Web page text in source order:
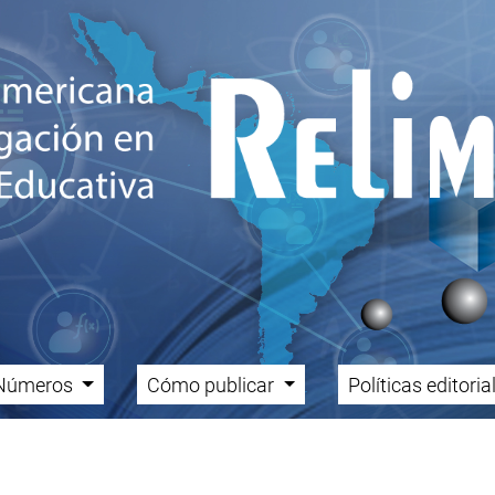
Cómo publicar Políticas